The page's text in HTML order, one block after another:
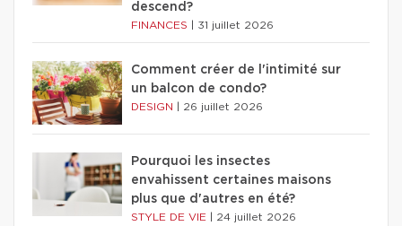
descend?
FINANCES 31 juillet 2026
Comment créer de l'intimité sur
un balcon de condo?
DESIGN 26 juillet 2026
Pourquoi les insectes
envahissent certaines maisons
plus que d'autres en été?
STYLE DE VIE 24 juillet 2026